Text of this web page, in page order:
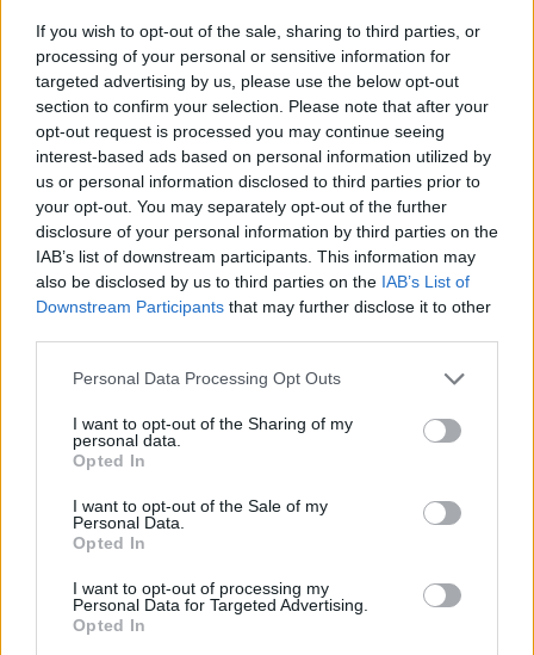
If you wish to opt-out of the sale, sharing to third parties, or
processing of your personal or sensitive information for
targeted advertising by us, please use the below opt-out
section to confirm your selection. Please note that after your
opt-out request is processed you may continue seeing
interest-based ads based on personal information utilized by
us or personal information disclosed to third parties prior to
your opt-out. You may separately opt-out of the further
disclosure of your personal information by third parties on the
IAB’s list of downstream participants. This information may
also be disclosed by us to third parties on the IAB’s List of
Downstream Participants that may further disclose it to other
Personal Data Processing Opt Outs
I want to opt-out of the Sharing of my
personal data.
Opted In
I want to opt-out of the Sale of my
Personal Data.
Opted In
I want to opt-out of processing my
Personal Data for Targeted Advertising.
Opted In
fantastico che mi fa sentire bene. E per
fortuna posso divertirmi sul campo come ho
sempre amato.
Onestamente, tutto quello che ho vissuto è
molto più di quanto avrei mai potuto
immaginare da bambino. A me piace
competere, dare il massimo: se potrò
continuare a farlo e starò bene, continuerò a
farlo. Il calcio mi piace, è la passione che ho
da quando sono bambino e quando mi sento
bene do il massimo.In questi giorni stiamo
identifico molto in lui: credo che in questo
siamo simili
L’aver raggiunto Klose? È un onore essere
statistiche, in quella classifica ci sono anche
Ronaldo che è terzo e Mbappé, che oggi ha